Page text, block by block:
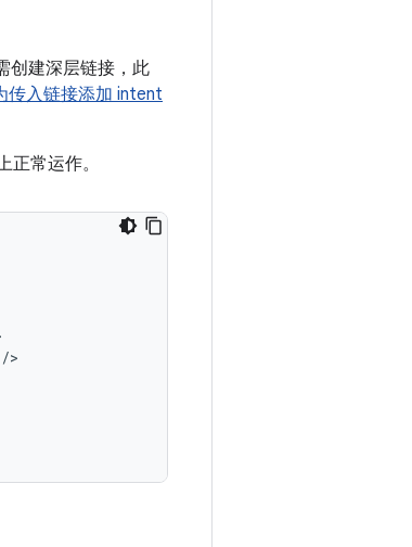
创建深层链接，此
传入链接添加 intent
常运作。
>